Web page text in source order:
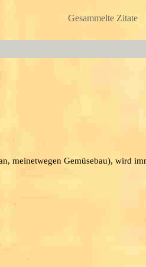
Gesammelte Zitate
meinetwegen Gemüsebau), wird